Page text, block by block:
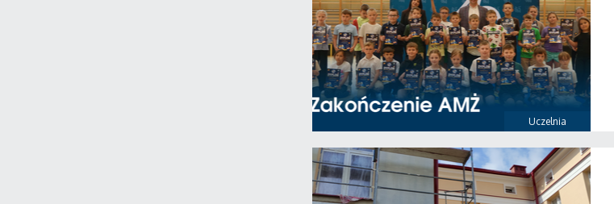
Uczelnia